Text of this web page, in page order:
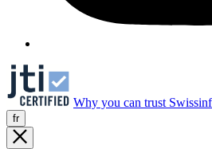
Why you can trust
fr